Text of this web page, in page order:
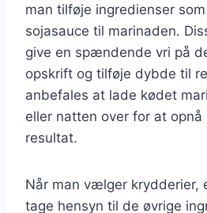
man tilføje ingredienser
sojasauce til marinaden.
give en spændende vri på
opskrift og tilføje dybde til
anbefales at lade kødet
eller natten over for at
resultat.
Når man vælger krydderier,
tage hensyn til de øvrige